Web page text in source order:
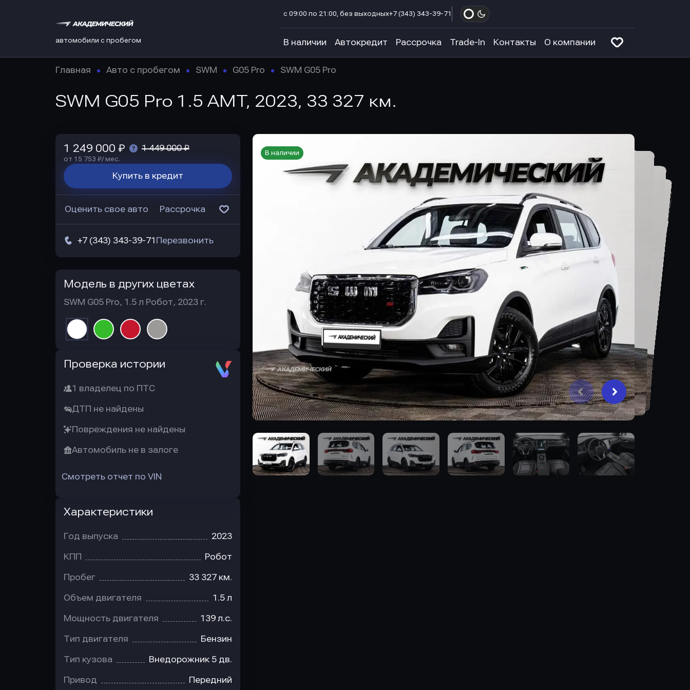
автомобили с пробегом
с 09:00 по 21:00, без выходных+7 (343) 343-39-71
В наличии Автокредит Рассрочка Trade-In Контакты О компании
Главная Авто с пробегом SWM G05 Pro SWM G05 Pro
SWM G05 Pro 1.5 AMT, 2023, 33 327 км.
В наличии
1 249 000 ₽ 1 449 000 ₽
от 15 753 ₽/ мес.
Купить в кредит
Оценить свое авто Рассрочка
+7 (343) 343-39-71 Перезвонить
Модель в других цветах
SWM G05 Pro, 1.5 л Робот, 2023 г.
Проверка истории
1 владелец по ПТС
ДТП не найдены
Повреждения не найдены
Автомобиль не в залоге
Смотреть отчет по VIN
Характеристики
Год выпуска 2023
КПП Робот
Пробег 33 327 км.
Объем двигателя 1.5 л
Мощность двигателя 139 л.с.
Тип двигателя Бензин
Тип кузова Внедорожник 5 дв.
Привод Передний